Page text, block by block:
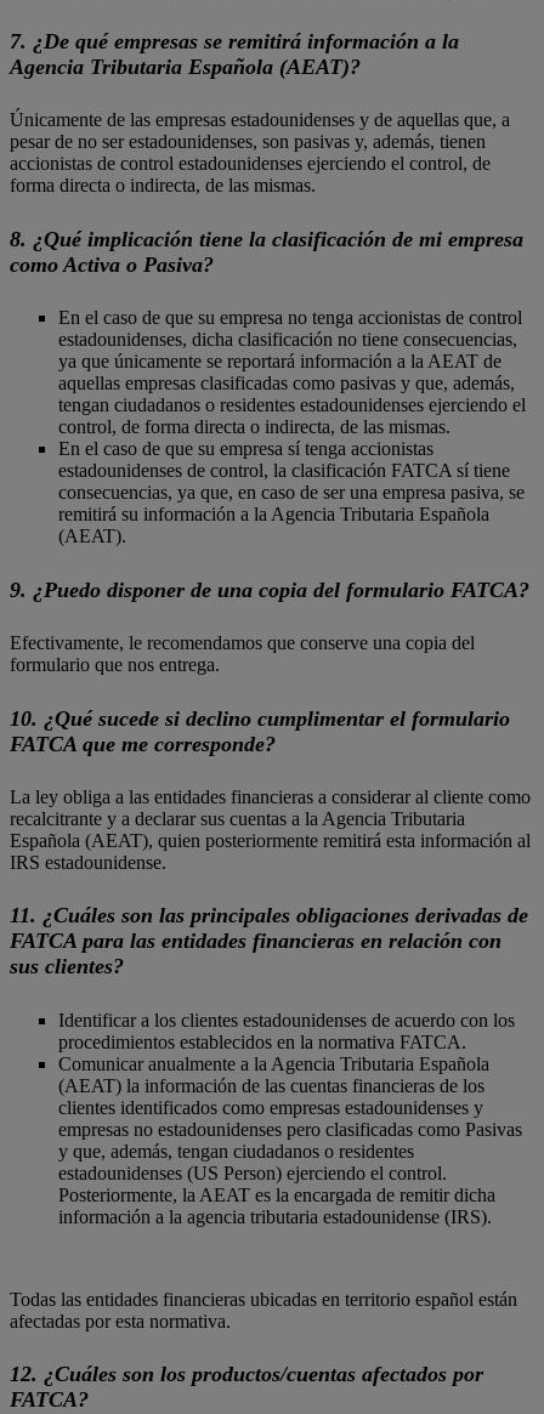
7. ¿De qué empresas se remitirá información a la
Agencia Tributaria Española (AEAT)?
Únicamente de las empresas estadounidenses y de aquellas que, a
pesar de no ser estadounidenses, son pasivas y, además, tienen
accionistas de control estadounidenses ejerciendo el control, de
forma directa o indirecta, de las mismas.
8. ¿Qué implicación tiene la clasificación de mi empresa
como Activa o Pasiva?
En el caso de que su empresa no tenga accionistas de control
estadounidenses, dicha clasificación no tiene consecuencias,
ya que únicamente se reportará información a la AEAT de
aquellas empresas clasificadas como pasivas y que, además,
tengan ciudadanos o residentes estadounidenses ejerciendo el
control, de forma directa o indirecta, de las mismas.
En el caso de que su empresa sí tenga accionistas
estadounidenses de control, la clasificación FATCA sí tiene
consecuencias, ya que, en caso de ser una empresa pasiva, se
remitirá su información a la Agencia Tributaria Española
(AEAT).
9. ¿Puedo disponer de una copia del formulario FATCA?
Efectivamente, le recomendamos que conserve una copia del
formulario que nos entrega.
10. ¿Qué sucede si declino cumplimentar el formulario
FATCA que me corresponde?
La ley obliga a las entidades financieras a considerar al cliente como
recalcitrante y a declarar sus cuentas a la Agencia Tributaria
Española (AEAT), quien posteriormente remitirá esta información al
IRS estadounidense.
11. ¿Cuáles son las principales obligaciones derivadas de
FATCA para las entidades financieras en relación con
sus clientes?
Identificar a los clientes estadounidenses de acuerdo con los
procedimientos establecidos en la normativa FATCA.
Comunicar anualmente a la Agencia Tributaria Española
(AEAT) la información de las cuentas financieras de los
clientes identificados como empresas estadounidenses y
empresas no estadounidenses pero clasificadas como Pasivas
y que, además, tengan ciudadanos o residentes
estadounidenses (US Person) ejerciendo el control.
Posteriormente, la AEAT es la encargada de remitir dicha
información a la agencia tributaria estadounidense (IRS).
Todas las entidades financieras ubicadas en territorio español están
afectadas por esta normativa.
12. ¿Cuáles son los productos/cuentas afectados por
FATCA?